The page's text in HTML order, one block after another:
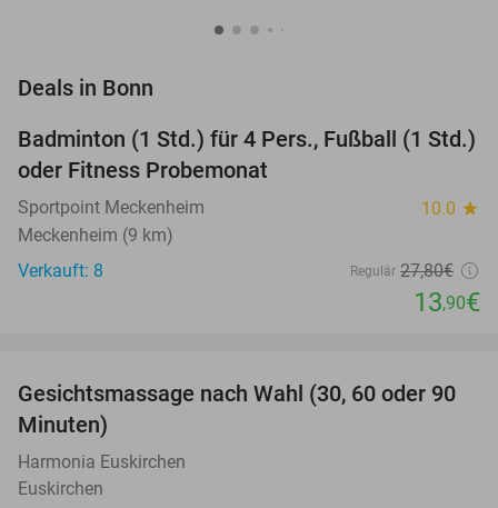
Deals in Bonn
50%
Badminton (1 Std.) für 4 Pers., Fußball (1 Std.)
oder Fitness Probemonat
Sportpoint Meckenheim 10.0 star
Meckenheim (9 km)
Verkauft: 8
Regulär 27,80€
13,90€
37%
Gesichtsmassage nach Wahl (30, 60 oder 90
Minuten)
Harmonia Euskirchen
Euskirchen